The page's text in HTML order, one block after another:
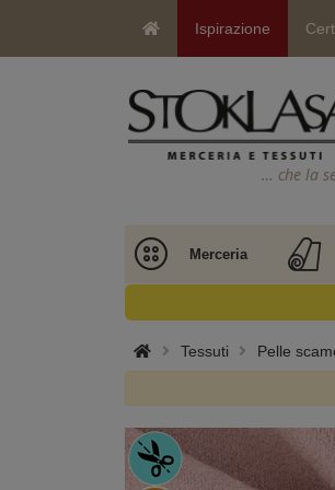
Ispirazione
… che la
Merceria
Tessuti Pelle